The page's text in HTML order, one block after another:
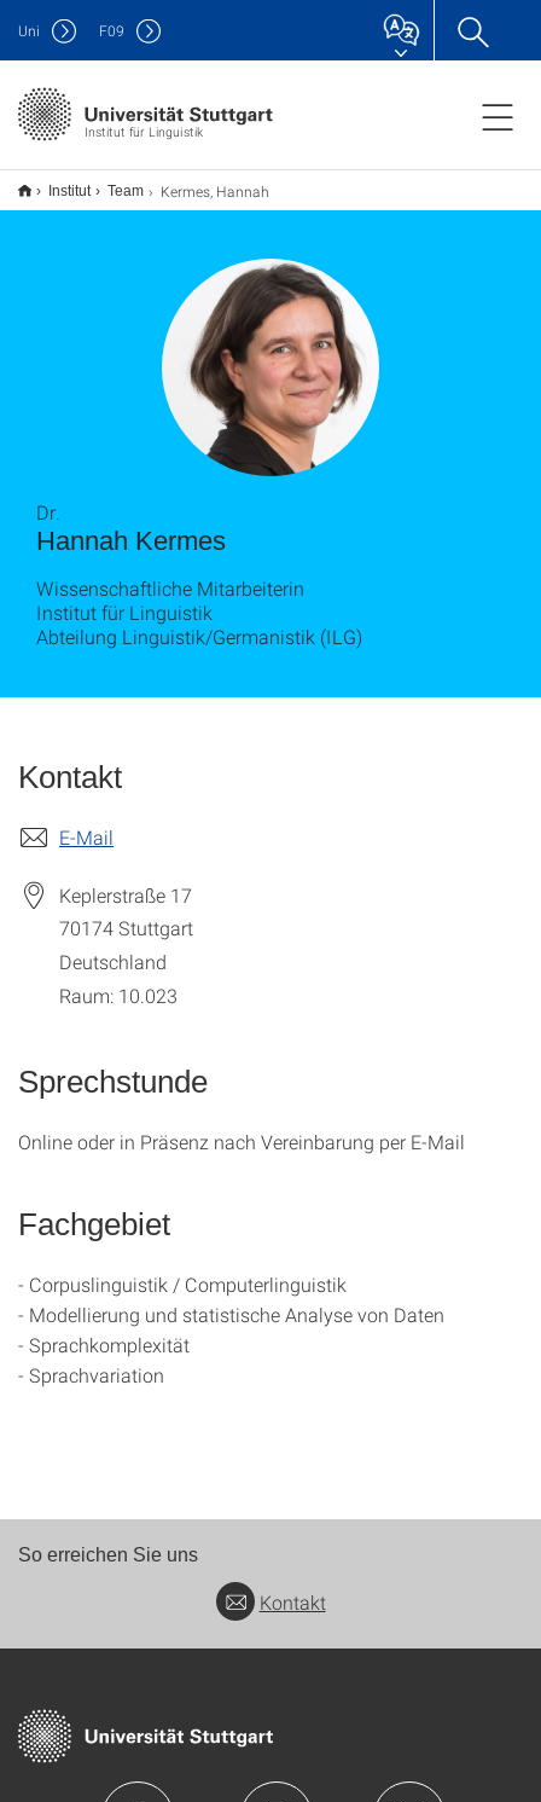
Institut für Linguistik
Uni F09
Institut Team Kermes, Hannah
Hannah Kermes
Dr.
Wissenschaftliche Mitarbeiterin
Institut für Linguistik
Abteilung Linguistik/Germanistik (ILG)
Kontakt
E-Mail
Keplerstraße 17
70174Stuttgart
Deutschland
Raum: 10.023
Sprechstunde
Online oder in Präsenz nach Vereinbarung per E-Mail
Fachgebiet
- Corpuslinguistik / Computerlinguistik
- Modellierung und statistische Analyse von Daten
- Sprachkomplexität
- Sprachvariation
So erreichen Sie uns
Kontakt